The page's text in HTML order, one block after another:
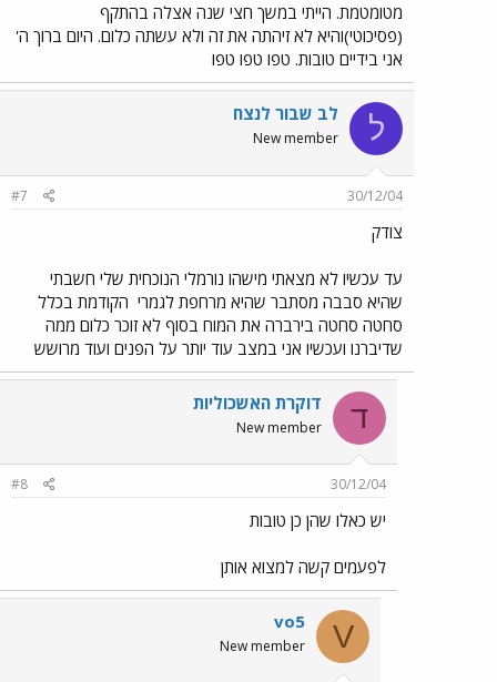
מטומטמת. הייתי במשך חצי שנה אצלה בהתקף
(פסיכוטי)והיא לא זיהתה את זה ולא עשתה כלום. היום ברוך ה'
אני בידיים טובות. טפו טפו טפו
ל לב שבור לנצח
New member
30/12/04
#7
צודק
עד עכשיו לא מצאתי מישהו נורמלי הנוכחית שלי חשבתי
שהיא סבבה מסתבר שהיא מרחפת לגמרי הקודמת בכלל
סחטה סחטה בירברה את המוח בסוף לא זוכר כלום ממה
שדיברנו ועכשיו אני במצב עוד יותר על הפנים ועוד מרושש
ד דוקרת האשכוליות
New member
30/12/04
#8
יש כאלו שהן כן טובות
לפעמים קשה למצוא אותן
V
vo5
New member